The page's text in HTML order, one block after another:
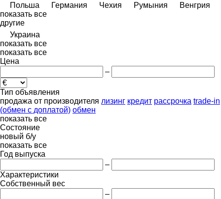
Польша
Германия Чехия Румыния
Венгрия
показать все
другие
Украина
показать все
показать все
Цена
–
Тип объявления
продажа от производителя лизинг кредит рассрочка trade-in
(обмен с доплатой) обмен
показать все
Состояние
новый б/у
показать все
Год выпуска
–
Характеристики
Собственный вес
–